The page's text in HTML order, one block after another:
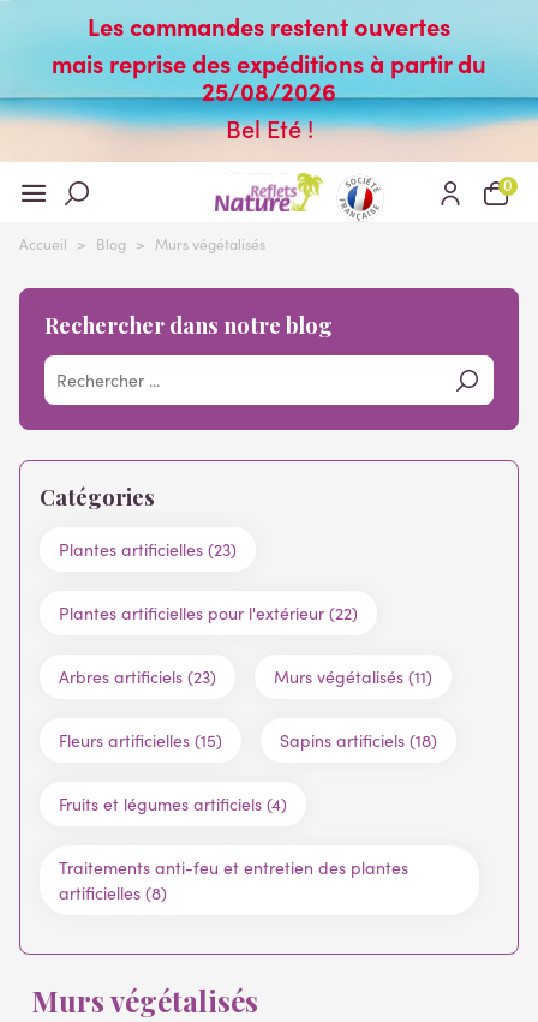
Les commandes restent ouvertes
mais reprise des expéditions à partir du
25/08/2026
Bel Eté !
0
Accueil > Blog > Murs végétalisés
Rechercher dans notre blog
Catégories
Plantes artificielles (23)
Plantes artificielles pour l'extérieur (22)
Arbres artificiels (23) Murs végétalisés (11)
Fleurs artificielles (15) Sapins artificiels (18)
Fruits et légumes artificiels (4)
Traitements anti-feu et entretien des plantes
artificielles (8)
Murs végétalisés